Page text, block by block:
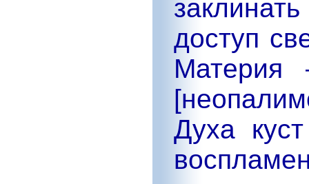
доступ
Материя
Духа